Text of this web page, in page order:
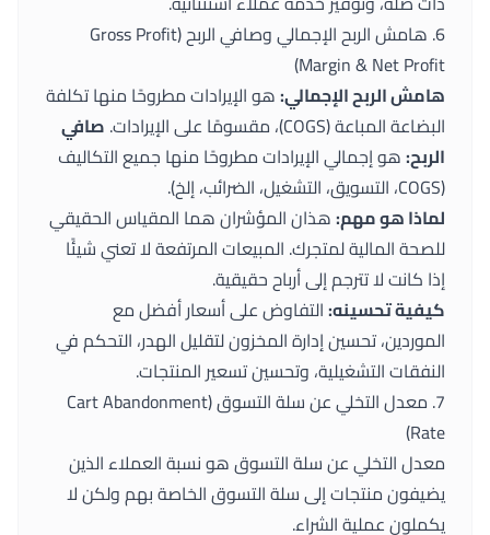
6. هامش الربح الإجمالي وصافي الربح (Gross Profit
Margin & Net Profit)
هامش الربح الإجمالي:هو الإيرادات مطروحًا منها تكلفة
البضاعة المباعة (COGS)، مقسومًا على الإيرادات.
صافي
الربح:هو إجمالي الإيرادات مطروحًا منها جميع التكاليف
(COGS، التسويق، التشغيل، الضرائب، إلخ).
لماذا هو مهم:هذان المؤشران هما المقياس الحقيقي
للصحة المالية لمتجرك. المبيعات المرتفعة لا تعني شيئًا
إذا كانت لا تترجم إلى أرباح حقيقية.
كيفية تحسينه:التفاوض على أسعار أفضل مع
الموردين، تحسين إدارة المخزون لتقليل الهدر، التحكم في
النفقات التشغيلية، وتحسين تسعير المنتجات.
7. معدل التخلي عن سلة التسوق (Cart Abandonment
Rate)
معدل التخلي عن سلة التسوق هو نسبة العملاء الذين
يضيفون منتجات إلى سلة التسوق الخاصة بهم ولكن لا
يكملون عملية الشراء.